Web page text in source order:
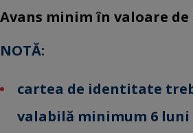
Avans minim în valoare de
NOTĂ:
cartea de identitate
valabilă minimum 6 luni